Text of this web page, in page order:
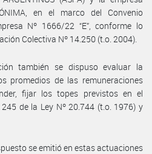
en el marco del Convenio
Nº 1666/22 “E”, conforme lo
Colectiva Nº 14.250 (t.o. 2004).
también se dispuso evaluar la
promedios de las remuneraciones
fijar los topes previstos en el
de la Ley Nº 20.744 (t.o. 1976) y
se emitió en estas actuaciones